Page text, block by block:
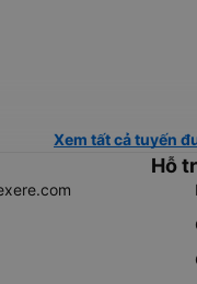
Xem tất cả tuyến
Hỗ